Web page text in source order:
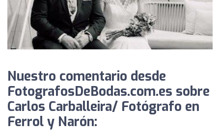
Nuestro comentario desde
FotografosDeBodas.com.es sobre
Carlos Carballeira/ Fotógrafo en
Ferrol y Narón: